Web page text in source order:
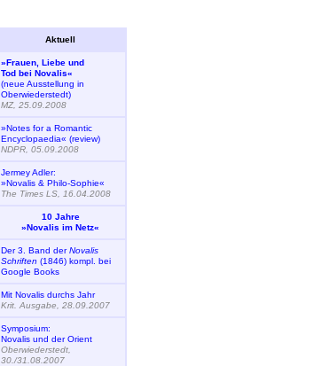
Aktuell
»Frauen, Liebe und
Tod bei Novalis«
(neue Ausstellung in
Oberwiederstedt)
MZ, 25.09.2008
»Notes for a Romantic
Encyclopaedia« (review)
NDPR, 05.09.2008
Jermey Adler:
»Novalis & Philo-Sophie«
The Times LS, 16.04.2008
10 Jahre
»Novalis im Netz«
Der 3. Band derNovalis
Schriften (1846) kompl. bei
Google Books
Mit Novalis durchs Jahr
Krit. Ausgabe, 28.09.2007
Symposium:
Novalis und der Orient
Oberwiederstedt,
30./31.08.2007